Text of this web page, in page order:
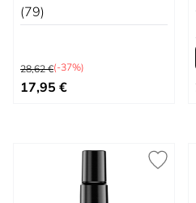
(79)
Prix normal
28,62 €(-37%)
Prix spécial
17,95 €